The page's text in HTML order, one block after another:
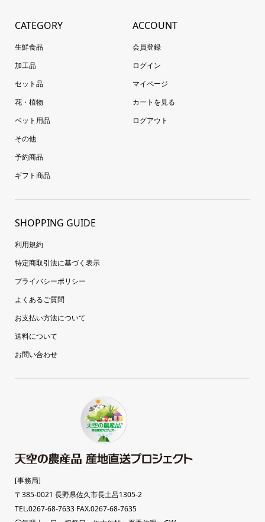
CATEGORY
生鮮食品
加工品
セット品
花・植物
ペット用品
その他
予約商品
ギフト商品
ACCOUNT
会員登録
ログイン
マイページ
カートを見る
ログアウト
SHOPPING GUIDE
利用規約
特定商取引法に基づく表示
プライバシーポリシー
よくあるご質問
お支払い方法について
送料について
お問い合わせ
[事務局]
〒385-0021 長野県佐久市長土呂1305-2
TEL.0267-68-7633 FAX.0267-68-7635